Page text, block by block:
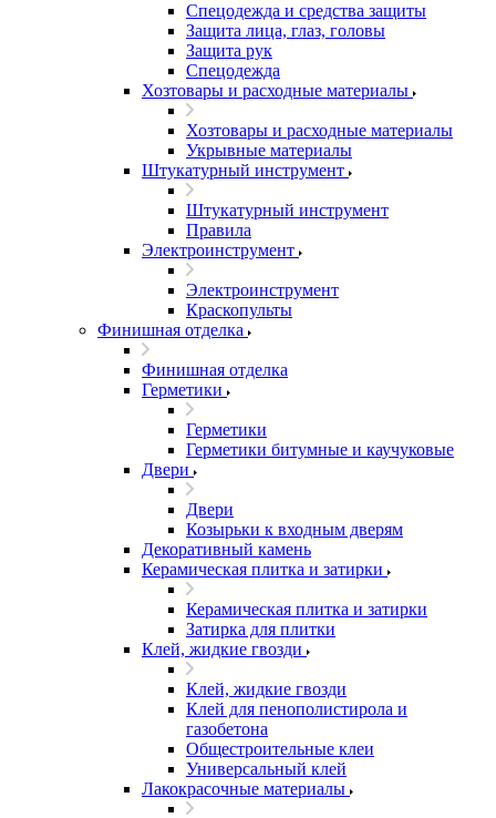
Спецодежда и средства защиты
Защита лица, глаз, головы
Защита рук
Спецодежда
Хозтовары и расходные материалы
Хозтовары и расходные материалы
Укрывные материалы
Штукатурный инструмент
Штукатурный инструмент
Правила
Электроинструмент
Электроинструмент
Краскопульты
Финишная отделка
Финишная отделка
Герметики
Герметики
Герметики битумные и каучуковые
Двери
Двери
Козырьки к входным дверям
Декоративный камень
Керамическая плитка и затирки
Керамическая плитка и затирки
Затирка для плитки
Клей, жидкие гвозди
Клей, жидкие гвозди
Клей для пенополистирола и
газобетона
Общестроительные клеи
Универсальный клей
Лакокрасочные материалы